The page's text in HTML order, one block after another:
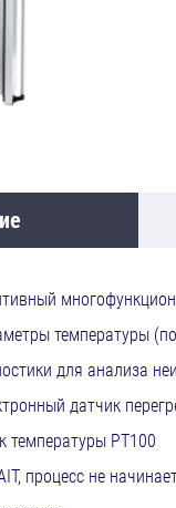
температуры
для анализа
датчик
температуры РТ100
процесс не